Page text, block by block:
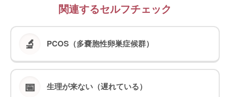
関連するセルフチェック
🔬 PCOS（多嚢胞性卵巣症候群）
📅 生理が来ない（遅れている）